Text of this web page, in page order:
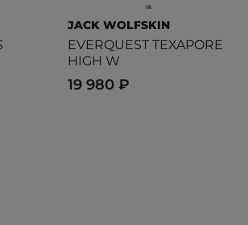
JACK WOLFSKIN
EVERQUEST TEXAPORE
HIGH W
19 980 ₽